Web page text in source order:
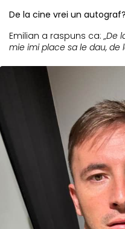
De la cine vrei un autograf?
Emilian a raspuns ca: „De
mie imi place sa le dau, de